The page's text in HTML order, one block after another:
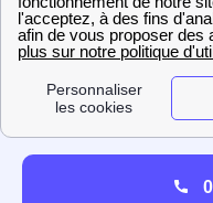
Edf Finistère